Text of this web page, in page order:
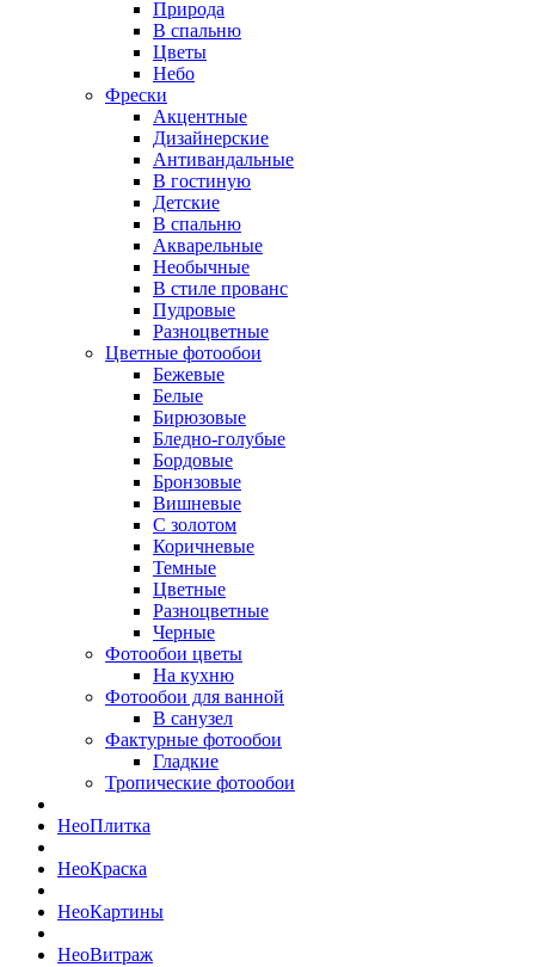
Природа
В спальню
Цветы
Небо
Фрески
Акцентные
Дизайнерские
Антивандальные
В гостиную
Детские
В спальню
Акварельные
Необычные
В стиле прованс
Пудровые
Разноцветные
Цветные фотообои
Бежевые
Белые
Бирюзовые
Бледно-голубые
Бордовые
Бронзовые
Вишневые
С золотом
Коричневые
Темные
Цветные
Разноцветные
Черные
Фотообои цветы
На кухню
Фотообои для ванной
В санузел
Фактурные фотообои
Гладкие
Тропические фотообои
НеоПлитка
НеоКраска
НеоКартины
НеоВитраж